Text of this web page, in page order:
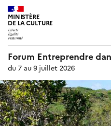
MINISTÈRE
DE LA CULTURE
Forum Entreprendre
du 7 au 9 juillet 2026